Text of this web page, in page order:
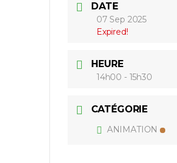
DATE
07 Sep 2025
Expired!
HEURE
14h00 - 15h30
CATÉGORIE
ANIMATION